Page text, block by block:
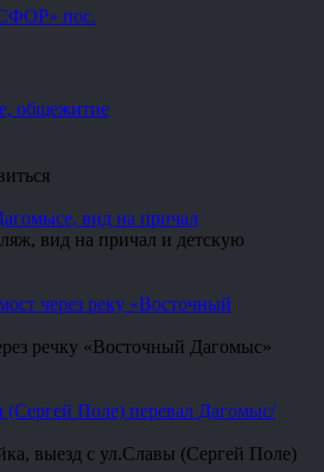
пос.
общежитие
вид на причал
вид на причал и детскую
через реку «Восточный
речку «Восточный Дагомыс»
(Сергей Поле) перевал Дагомыс/
выезд с ул.Славы (Сергей Поле)